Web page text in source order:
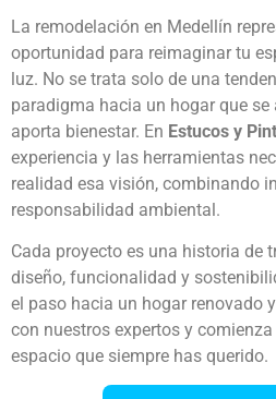
La remodelación en Medellín
oportunidad para reimaginar tu
luz. No se trata solo de una
paradigma hacia un hogar que
aporta bienestar. En Estucos y
experiencia y las herramientas
realidad esa visión, combinando
responsabilidad ambiental.
Cada proyecto es una historia de
diseño, funcionalidad y
el paso hacia un hogar renovado
con nuestros expertos y
espacio que siempre has querido.